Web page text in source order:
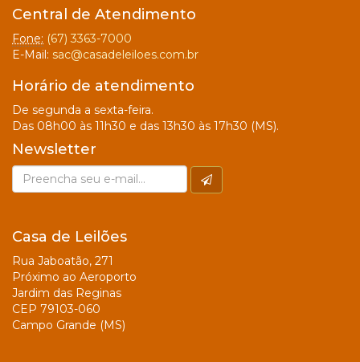
Central de Atendimento
Fone: (67) 3363-7000
E-Mail: sac@casadeleiloes.com.br
Horário de atendimento
De segunda a sexta-feira.
Das 08h00 às 11h30 e das 13h30 às 17h30 (MS).
Newsletter
Casa de Leilões
Rua Jaboatão, 271
Próximo ao Aeroporto
Jardim das Reginas
CEP 79103-060
Campo Grande (MS)